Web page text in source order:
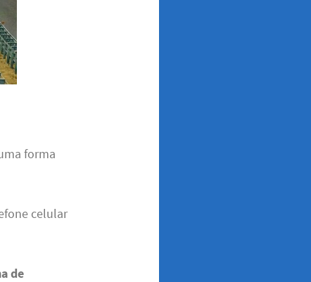
forma
celular
de